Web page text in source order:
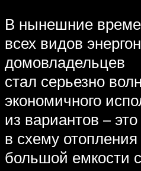
В нынешние
всех видов
домовладельцев
стал серьезно
экономичного
из вариантов –
в схему отопления
большой емкости